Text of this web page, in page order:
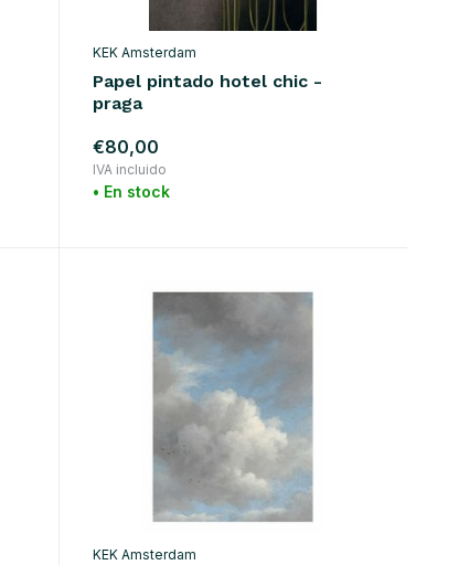
KEK Amsterdam
Papel pintado hotel chic -
praga
€80,00
IVA incluido
• En stock
KEK Amsterdam